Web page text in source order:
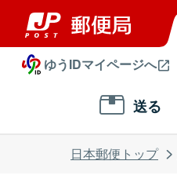
ゆうIDマイページへ
送る
日本郵便トップ